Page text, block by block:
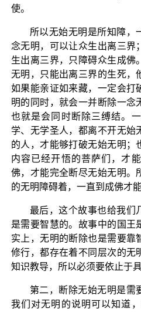
使。
所以无始无明是所知障，
念无明，可以让众生出离三界
生出离三界，只障碍众生成佛
无明，只能出离三界的生死，
如果能亲证如来藏，一定会打
明的同时，就会一并断除一念
也就是会同时断除三缚结。
学、无学圣人，都离不开无始
的人，才能够打破无始无明；
内容已经开悟的菩萨们，才
佛，才能完全断尽无始无明。
的无明障碍着，一直到成佛才
最后，这个故事也给我们
是需要智慧的。故事中的国王
实上，无明的断除也是需要靠
修行，都存在着不同层次的无
知识教导，所以必须要依止于
第二，断除无始无明是需
我们对无明的说明可以知道